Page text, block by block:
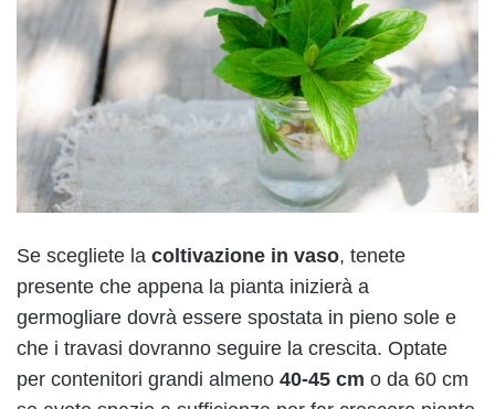
Se scegliete la coltivazione in vaso, tenete
presente che appena la pianta inizierà a
germogliare dovrà essere spostata in pieno sole e
che i travasi dovranno seguire la crescita. Optate
per contenitori grandi almeno 40-45 cm o da 60 cm